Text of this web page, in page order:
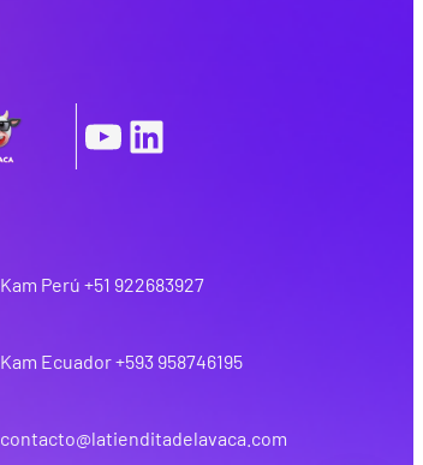
YouTube LinkedIn
Kam Perú +51 922683927
Kam Ecuador +593 958746195
contacto@latienditadelavaca.com